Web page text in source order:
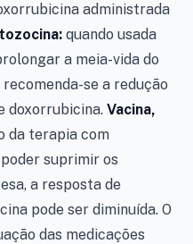
administrada
quando usada
a meia-vida do
se a redução
doxorrubicina. Vacina,
da terapia com
suprimir os
a resposta de
pode ser diminuída. O
das medicações